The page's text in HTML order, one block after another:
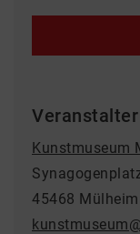
Veranstalter
Kunstmuseum
45468